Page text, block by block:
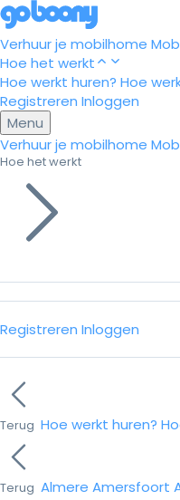
Verhuur je mobilhome
Hoe het werkt
Hoe werkt huren? Hoe
Registreren Inloggen
Menu
Verhuur je mobilhome
Hoe het werkt
Registreren Inloggen
Terug Hoe werkt huren?
Terug Almere Amersfoort